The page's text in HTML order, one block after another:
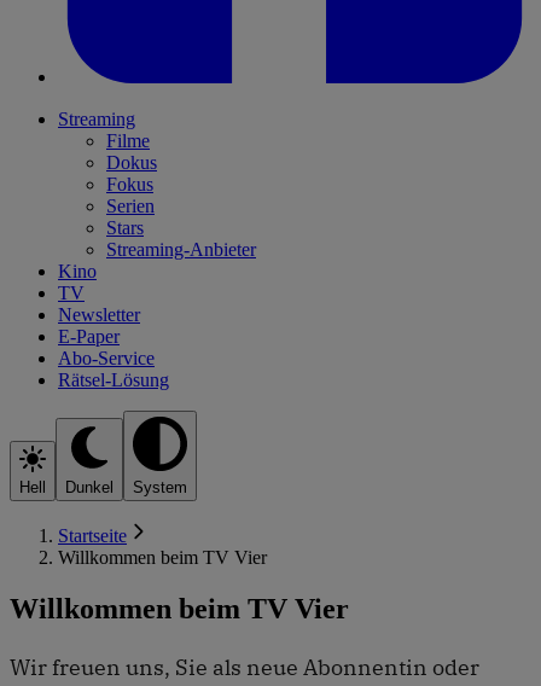
Streaming
Filme
Dokus
Fokus
Serien
Stars
Streaming-Anbieter
Kino
TV
Newsletter
E-Paper
Abo-Service
Rätsel-Lösung
Hell Dunkel System
Startseite
Willkommen beim TV Vier
Willkommen beim TV Vier
Wir freuen uns, Sie als neue Abonnentin oder